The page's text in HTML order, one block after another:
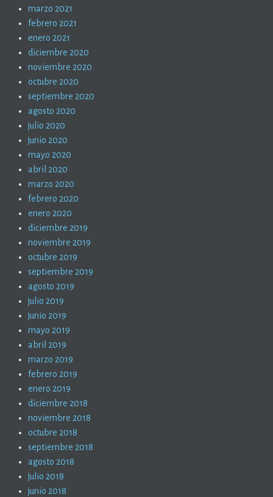
marzo 2021
febrero 2021
enero 2021
diciembre 2020
noviembre 2020
octubre 2020
septiembre 2020
agosto 2020
julio 2020
junio 2020
mayo 2020
abril 2020
marzo 2020
febrero 2020
enero 2020
diciembre 2019
noviembre 2019
octubre 2019
septiembre 2019
agosto 2019
julio 2019
junio 2019
mayo 2019
abril 2019
marzo 2019
febrero 2019
enero 2019
diciembre 2018
noviembre 2018
octubre 2018
septiembre 2018
agosto 2018
julio 2018
junio 2018